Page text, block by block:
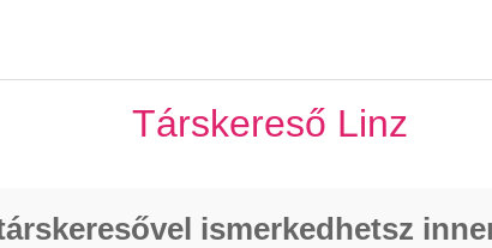
Társkereső Linz
ismerkedhetsz